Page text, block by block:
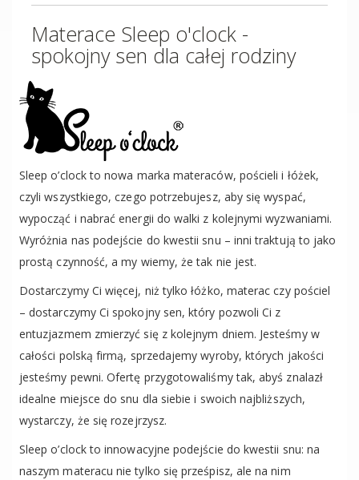
Materace Sleep o'clock -
spokojny sen dla całej rodziny
Sleep o’clock to nowa marka materaców, pościeli i łóżek,
czyli wszystkiego, czego potrzebujesz, aby się wyspać,
wypocząć i nabrać energii do walki z kolejnymi wyzwaniami.
Wyróżnia nas podejście do kwestii snu – inni traktują to jako
prostą czynność, a my wiemy, że tak nie jest.
Dostarczymy Ci więcej, niż tylko łóżko, materac czy pościel
– dostarczymy Ci spokojny sen, który pozwoli Ci z
entuzjazmem zmierzyć się z kolejnym dniem. Jesteśmy w
całości polską firmą, sprzedajemy wyroby, których jakości
jesteśmy pewni. Ofertę przygotowaliśmy tak, abyś znalazł
idealne miejsce do snu dla siebie i swoich najbliższych,
wystarczy, że się rozejrzysz.
Sleep o’clock to innowacyjne podejście do kwestii snu: na
naszym materacu nie tylko się prześpisz, ale na nim